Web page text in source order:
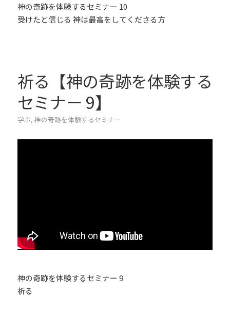
神の奇跡を体験するセミナー 10
受けたと信じる 神は最高をしてくださる方
祈る【神の奇跡を体験する
セミナー 9】
学ぶ, 神の奇跡を体験するセミナー
神の奇跡を体験するセミナー 9
祈る